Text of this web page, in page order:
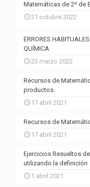
Matemáticas de 2º de
21 octubre 2022
ERRORES
QUÍMICA
23 marzo 2022
Recursos de
productos.
17 abril 2021
Recursos de
17 abril 2021
Ejercicios Resueltos
utilizando la definición
1 abril 2021